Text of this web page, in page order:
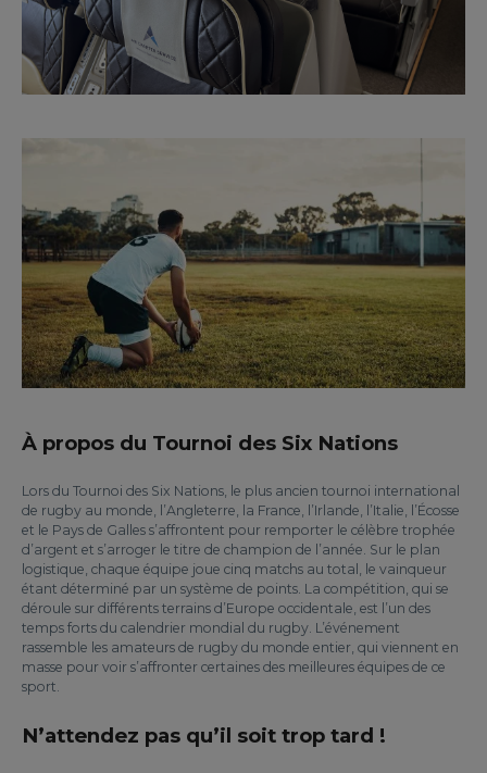
À propos du Tournoi des Six Nations
Lors du Tournoi des Six Nations, le plus ancien tournoi international
de rugby au monde, l’Angleterre, la France, l’Irlande, l’Italie, l’Écosse
et le Pays de Galles s’affrontent pour remporter le célèbre trophée
d’argent et s’arroger le titre de champion de l’année. Sur le plan
logistique, chaque équipe joue cinq matchs au total, le vainqueur
étant déterminé par un système de points. La compétition, qui se
déroule sur différents terrains d’Europe occidentale, est l’un des
temps forts du calendrier mondial du rugby. L’événement
rassemble les amateurs de rugby du monde entier, qui viennent en
masse pour voir s’affronter certaines des meilleures équipes de ce
sport.
N’attendez pas qu’il soit trop tard !